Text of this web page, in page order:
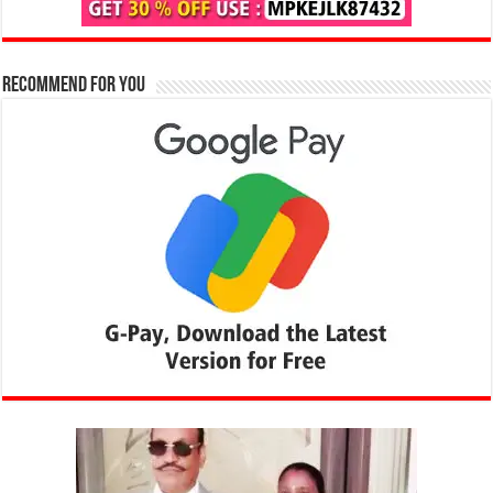
Recommend for You